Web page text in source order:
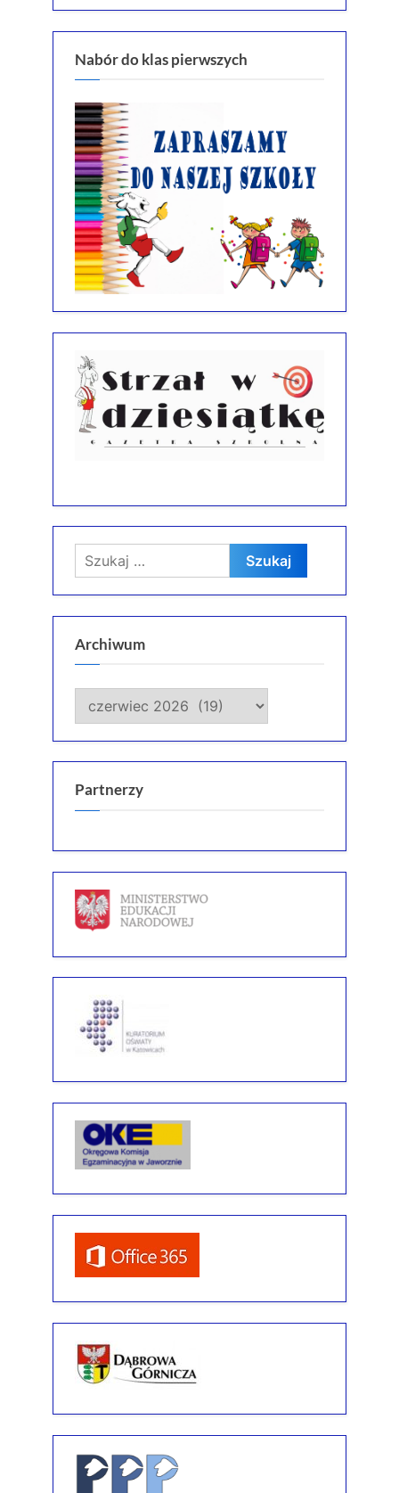
Nabór do klas pierwszych
Szukaj:
Archiwum
Archiwum
Partnerzy